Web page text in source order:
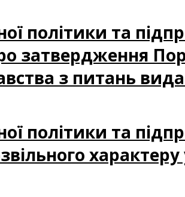
політики та
затвердження
з питань
політики та
характеру